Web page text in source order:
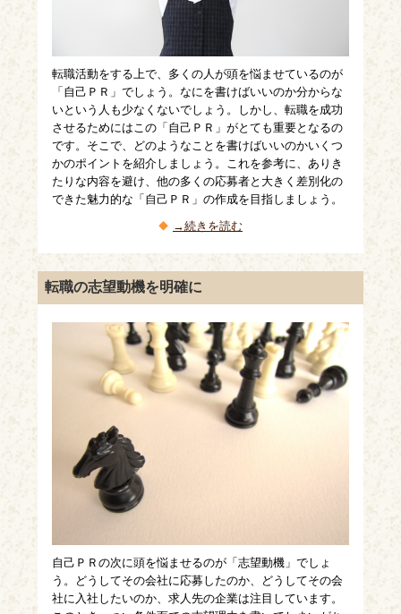
転職活動をする上で、多くの人が頭を悩ませているのが
「自己ＰＲ」でしょう。なにを書けばいいのか分からな
いという人も少なくないでしょう。しかし、転職を成功
させるためにはこの「自己ＰＲ」がとても重要となるの
です。そこで、どのようなことを書けばいいのかいくつ
かのポイントを紹介しましょう。これを参考に、ありき
たりな内容を避け、他の多くの応募者と大きく差別化の
できた魅力的な「自己ＰＲ」の作成を目指しましょう。
→続きを読む
転職の志望動機を明確に
自己ＰＲの次に頭を悩ませるのが「志望動機」でしょ
う。どうしてその会社に応募したのか、どうしてその会
社に入社したいのか、求人先の企業は注目しています。